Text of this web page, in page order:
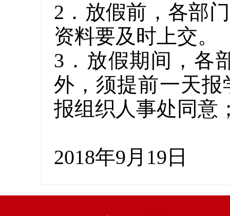
2．放假前，各部
资料要及时上交。
3．放假期间，各
外，须提前一天
报组织人事处同意
2018年9月19日